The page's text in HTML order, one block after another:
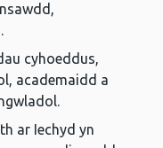
cyhoeddus,
academaidd a
ar Iechyd yn